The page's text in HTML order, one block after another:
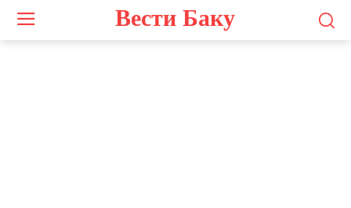
Вести Баку